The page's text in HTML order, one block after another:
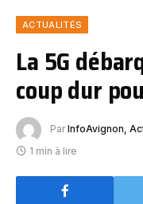
ACTUALITÉS
La 5G
coup dur
Par InfoAvignon,
1 min à lire